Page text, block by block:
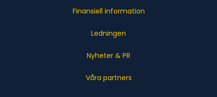
Finansiell information
Ledningen
Nyheter & PR
Våra partners